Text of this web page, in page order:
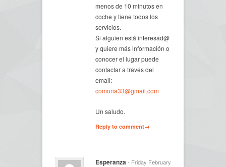
menos de 10 minutos en
coche y tiene todos los
servicios.
Si alguien está interesad@
y quiere más información o
conocer el lugar puede
contactar a través del
email:
comona33@gmail.com
Un saludo.
Reply to comment→
Esperanza- Friday February